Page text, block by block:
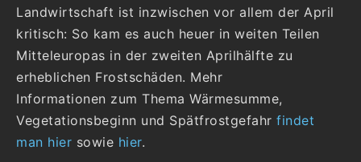
Landwirtschaft ist inzwischen vor allem der April
kritisch: So kam es auch heuer in weiten Teilen
Mitteleuropas in der zweiten Aprilhälfte zu
erheblichen Frostschäden. Mehr
Informationen zum Thema Wärmesumme,
Vegetationsbeginn und Spätfrostgefahr findet
man hier sowie hier.